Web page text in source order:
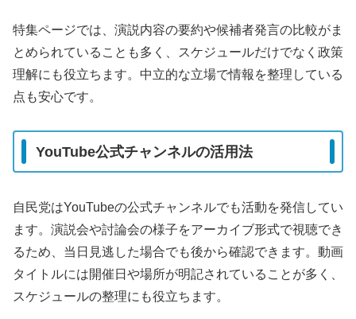
特集ページでは、演説内容の要約や候補者発言の比較がま
とめられていることも多く、スケジュールだけでなく政策
理解にも役立ちます。中立的な立場で情報を整理している
点も安心です。
YouTube公式チャンネルの活用法
自民党はYouTubeの公式チャンネルでも活動を発信してい
ます。演説会や討論会の様子をアーカイブ形式で視聴でき
るため、当日見逃した場合でも後から確認できます。動画
タイトルには開催日や場所が明記されていることが多く、
スケジュールの整理にも役立ちます。